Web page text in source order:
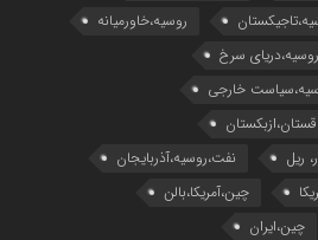
روسیه،خاورمیانه
روسیه،دریای سرخ
خارجی
ریل
نفت،روسیه،آذربایجان
چین،آمریکا،بالن
چین،ایران